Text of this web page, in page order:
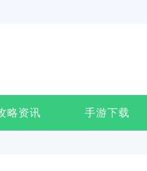
略资讯 手游下载